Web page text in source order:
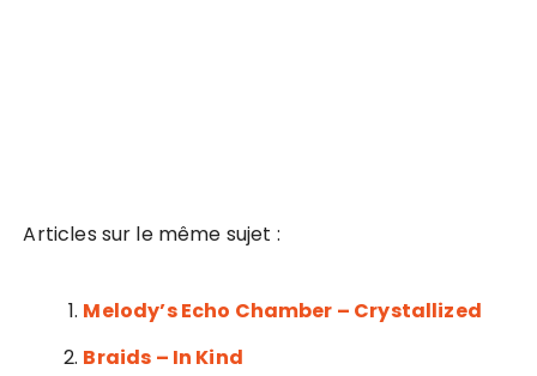
Articles sur le même sujet :
Melody’s Echo Chamber – Crystallized
Braids – In Kind